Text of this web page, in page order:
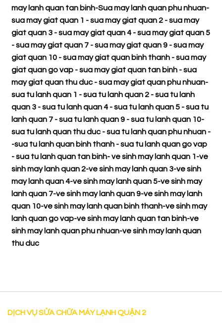
may lanh quan tan binh-Sua may lanh quan phu nhuan-
sua may giat quan 1 -sua may giat quan 2 -sua may
giat quan 3 -sua may giat quan 4 -sua may giat quan 5
-sua may giat quan 7 -sua may giat quan 9 -sua may
giat quan 10 -sua may giat quan binh thanh -sua may
giat quan go vap -sua may giat quan tan binh -sua
may giat quan thu duc -sua may giat quan phu nhuan-
sua tu lanh quan 1 -sua tu lanh quan 2 -sua tu lanh
quan 3 -sua tu lanh quan 4 -sua tu lanh quan 5 -sua tu
lanh quan 7 -sua tu lanh quan 9 -sua tu lanh quan 10-
sua tu lanh quan thu duc -sua tu lanh quan phu nhuan -
-sua tu lanh quan binh thanh -sua tu lanh quan go vap
-sua tu lanh quan tan binh-ve sinh may lanh quan 1-ve
sinh may lanh quan 2-ve sinh may lanh quan 3-ve sinh
may lanh quan 4-ve sinh may lanh quan 5-ve sinh may
lanh quan 7-ve sinh may lanh quan 9-ve sinh may lanh
quan 10-ve sinh may lanh quan binh thanh-ve sinh may
lanh quan go vap-ve sinh may lanh quan tan binh-ve
sinh may lanh quan phu nhuan-ve sinh may lanh quan
thu duc
DỊCH VỤ SỬA CHỮA MÁY LẠNH QUẬN 2